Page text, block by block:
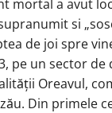
mortal a avut
si
de joi spre
pe un sector
Oreavul,
Din primele